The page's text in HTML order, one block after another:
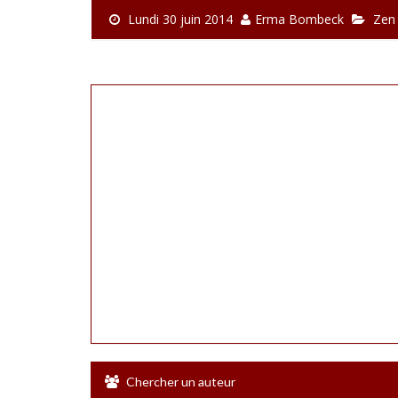
Lundi 30 juin 2014 Erma Bombeck
Chercher un auteur